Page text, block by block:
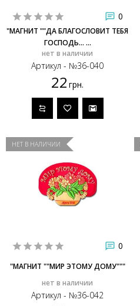
0
"МАГНИТ ""ДА БЛАГОСЛОВИТ ТЕБЯ
ГОСПОДЬ... ...
нет в наличии
Артикул - №36-040
22 грн.
НЕТ В НАЛИЧИИ
0
"МАГНИТ ""МИР ЭТОМУ ДОМУ"""
нет в наличии
Артикул - №36-042